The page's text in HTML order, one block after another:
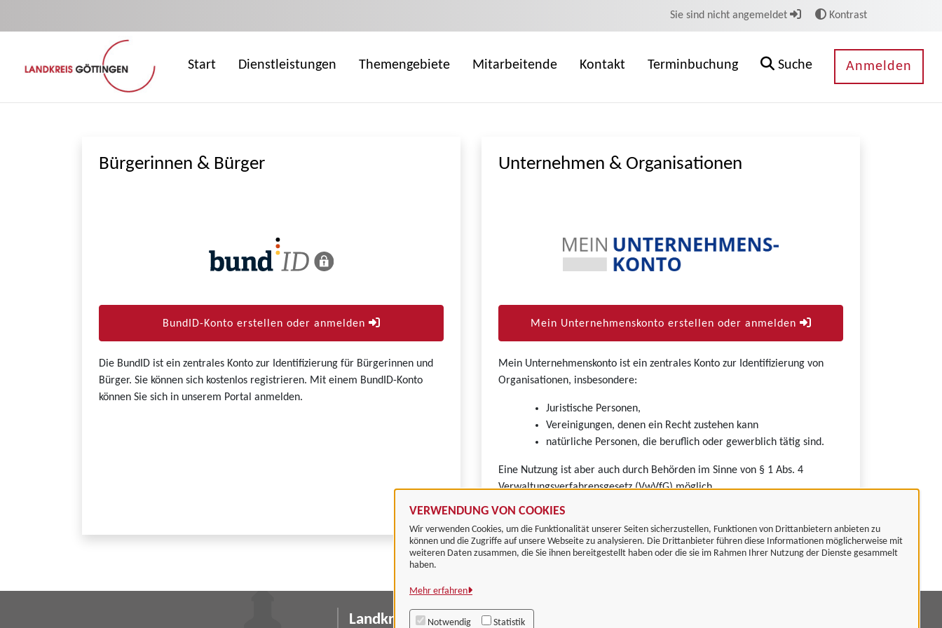
VERWENDUNG VON COOKIES
Wir verwenden Cookies, um die Funktionalität unserer Seiten sicherzustellen, Funktionen von Drittanbietern anbieten zu
können und die Zugriffe auf unsere Webseite zu analysieren. Die Drittanbieter führen diese Informationen möglicherweise mit
weiteren Daten zusammen, die Sie ihnen bereitgestellt haben oder die sie im Rahmen Ihrer Nutzung der Dienste gesammelt
haben.
Mehr erfahren
Notwendig Statistik
Sie sind nicht angemeldet Kontrast
Start Dienstleistungen Themengebiete Mitarbeitende Kontakt Terminbuchung Suche Anmelden
Bürgerinnen & Bürger
BundID-Konto erstellen oder anmelden
Die BundID ist ein zentrales Konto zur Identifizierung für Bürgerinnen und
Bürger. Sie können sich kostenlos registrieren. Mit einem BundID-Konto
können Sie sich in unserem Portal anmelden.
Unternehmen & Organisationen
Mein Unternehmenskonto erstellen oder anmelden
Mein Unternehmenskonto ist ein zentrales Konto zur Identifizierung von
Organisationen, insbesondere:
Juristische Personen,
Vereinigungen, denen ein Recht zustehen kann
natürliche Personen, die beruflich oder gewerblich tätig sind.
Eine Nutzung ist aber auch durch Behörden im Sinne von § 1 Abs. 4
Verwaltungsverfahrensgesetz (VwVfG) möglich.
Landkreis Göttingen